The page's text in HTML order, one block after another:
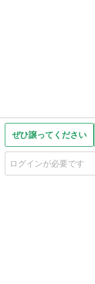
ぜひ譲ってください